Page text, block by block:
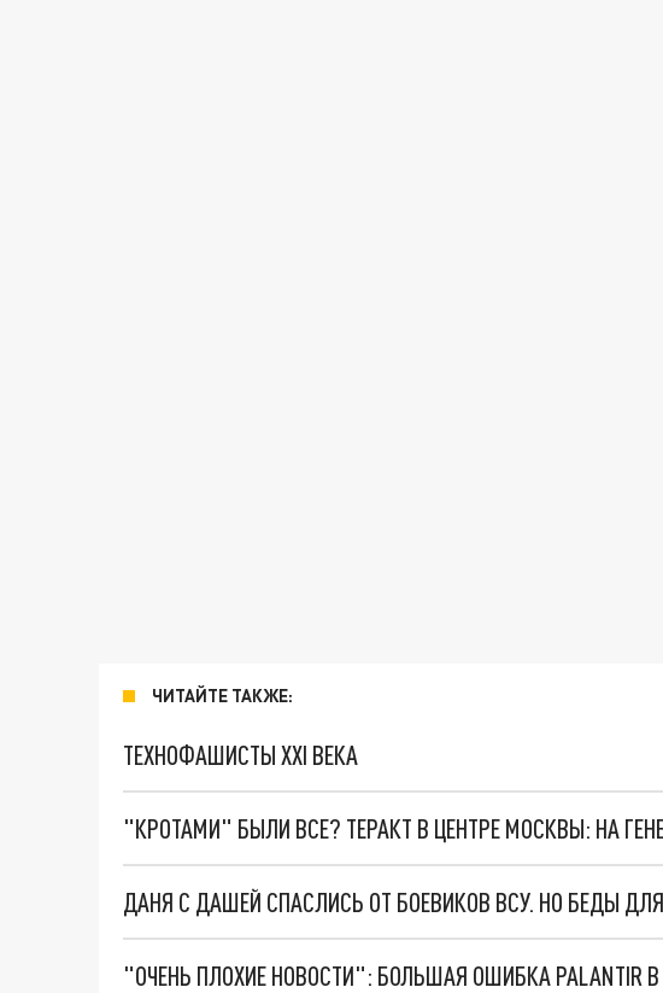
ЧИТАЙТЕ ТАКЖЕ:
ТЕХНОФАШИСТЫ XXI ВЕКА
"КРОТАМИ" БЫЛИ ВСЕ? ТЕРАКТ В ЦЕНТРЕ МОСКВЫ: НА
ДАНЯ С ДАШЕЙ СПАСЛИСЬ ОТ БОЕВИКОВ ВСУ. НО БЕДЫ